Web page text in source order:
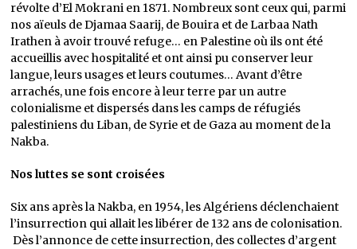
révolte d’El Mokrani en 1871. Nombreux sont ceux qui, parmi
nos aïeuls de Djamaa Saarij, de Bouira et de Larbaa Nath
Irathen à avoir trouvé refuge… en Palestine où ils ont été
accueillis avec hospitalité et ont ainsi pu conserver leur
langue, leurs usages et leurs coutumes… Avant d’être
arrachés, une fois encore à leur terre par un autre
colonialisme et dispersés dans les camps de réfugiés
palestiniens du Liban, de Syrie et de Gaza au moment de la
Nakba.
Nos luttes se sont croisées
Six ans après la Nakba, en 1954, les Algériens déclenchaient
l’insurrection qui allait les libérer de 132 ans de colonisation.
Dès l’annonce de cette insurrection, des collectes d’argent